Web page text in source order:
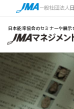
日本能率協会のセミナーや展示